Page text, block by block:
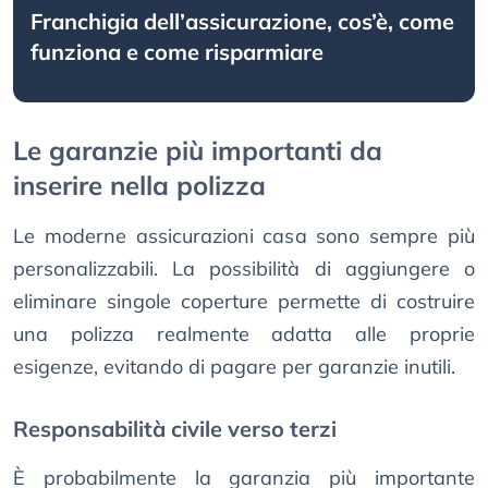
Franchigia dell’assicurazione, cos’è, come
funziona e come risparmiare
Le garanzie più importanti da
inserire nella polizza
Le moderne assicurazioni casa sono sempre più
personalizzabili. La possibilità di aggiungere o
eliminare singole coperture permette di costruire
una polizza realmente adatta alle proprie
esigenze, evitando di pagare per garanzie inutili.
Responsabilità civile verso terzi
È probabilmente la garanzia più importante